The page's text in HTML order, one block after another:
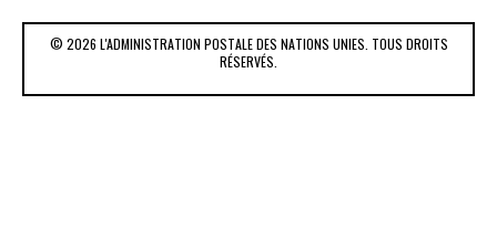
© 2026 L'ADMINISTRATION POSTALE DES NATIONS UNIES. TOUS DROITS
RÉSERVÉS.